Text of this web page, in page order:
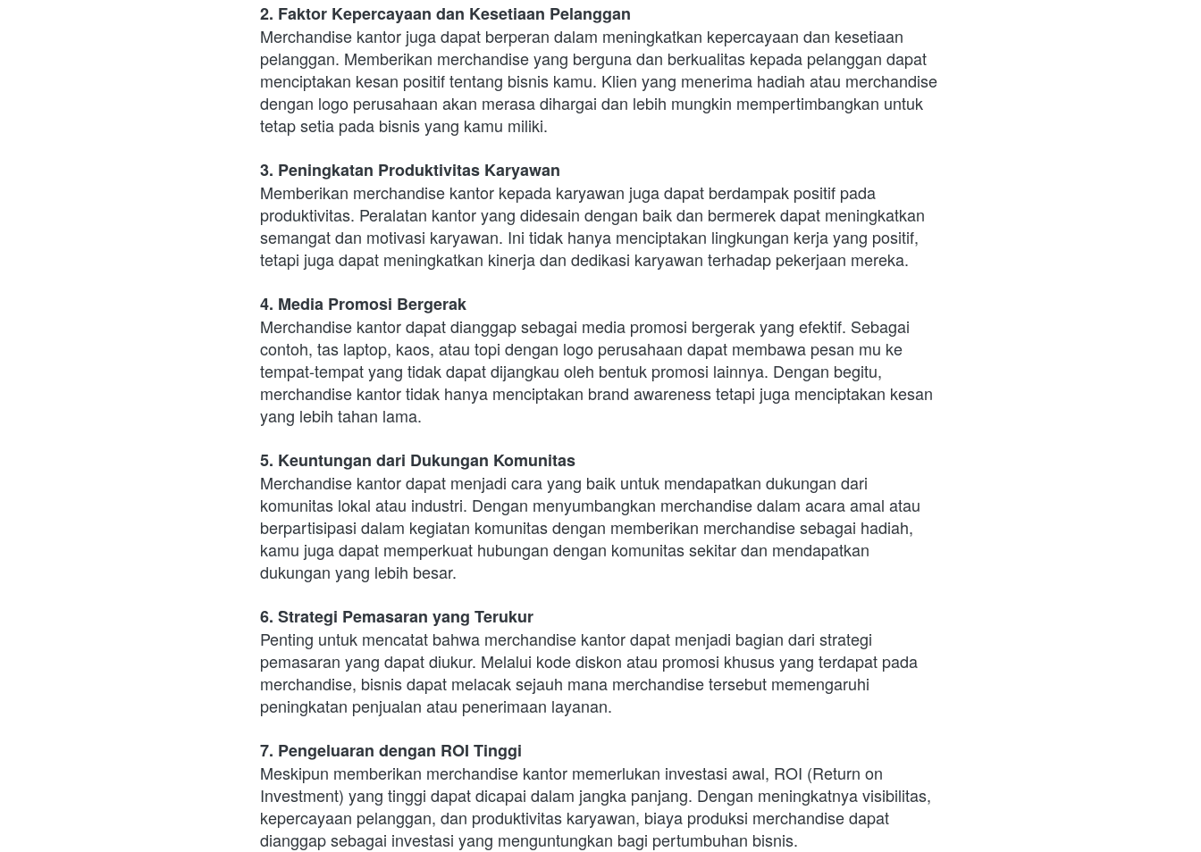
2. Faktor Kepercayaan dan Kesetiaan Pelanggan
Merchandise kantor juga dapat berperan dalam meningkatkan kepercayaan dan kesetiaan
pelanggan. Memberikan merchandise yang berguna dan berkualitas kepada pelanggan dapat
menciptakan kesan positif tentang bisnis kamu. Klien yang menerima hadiah atau merchandise
dengan logo perusahaan akan merasa dihargai dan lebih mungkin mempertimbangkan untuk
tetap setia pada bisnis yang kamu miliki.
3. Peningkatan Produktivitas Karyawan
Memberikan merchandise kantor kepada karyawan juga dapat berdampak positif pada
produktivitas. Peralatan kantor yang didesain dengan baik dan bermerek dapat meningkatkan
semangat dan motivasi karyawan. Ini tidak hanya menciptakan lingkungan kerja yang positif,
tetapi juga dapat meningkatkan kinerja dan dedikasi karyawan terhadap pekerjaan mereka.
4. Media Promosi Bergerak
Merchandise kantor dapat dianggap sebagai media promosi bergerak yang efektif. Sebagai
contoh, tas laptop, kaos, atau topi dengan logo perusahaan dapat membawa pesan mu ke
tempat-tempat yang tidak dapat dijangkau oleh bentuk promosi lainnya. Dengan begitu,
merchandise kantor tidak hanya menciptakan brand awareness tetapi juga menciptakan kesan
yang lebih tahan lama.
5. Keuntungan dari Dukungan Komunitas
Merchandise kantor dapat menjadi cara yang baik untuk mendapatkan dukungan dari
komunitas lokal atau industri. Dengan menyumbangkan merchandise dalam acara amal atau
berpartisipasi dalam kegiatan komunitas dengan memberikan merchandise sebagai hadiah,
kamu juga dapat memperkuat hubungan dengan komunitas sekitar dan mendapatkan
dukungan yang lebih besar.
6. Strategi Pemasaran yang Terukur
Penting untuk mencatat bahwa merchandise kantor dapat menjadi bagian dari strategi
pemasaran yang dapat diukur. Melalui kode diskon atau promosi khusus yang terdapat pada
merchandise, bisnis dapat melacak sejauh mana merchandise tersebut memengaruhi
peningkatan penjualan atau penerimaan layanan.
7. Pengeluaran dengan ROI Tinggi
Meskipun memberikan merchandise kantor memerlukan investasi awal, ROI (Return on
Investment) yang tinggi dapat dicapai dalam jangka panjang. Dengan meningkatnya visibilitas,
kepercayaan pelanggan, dan produktivitas karyawan, biaya produksi merchandise dapat
dianggap sebagai investasi yang menguntungkan bagi pertumbuhan bisnis.